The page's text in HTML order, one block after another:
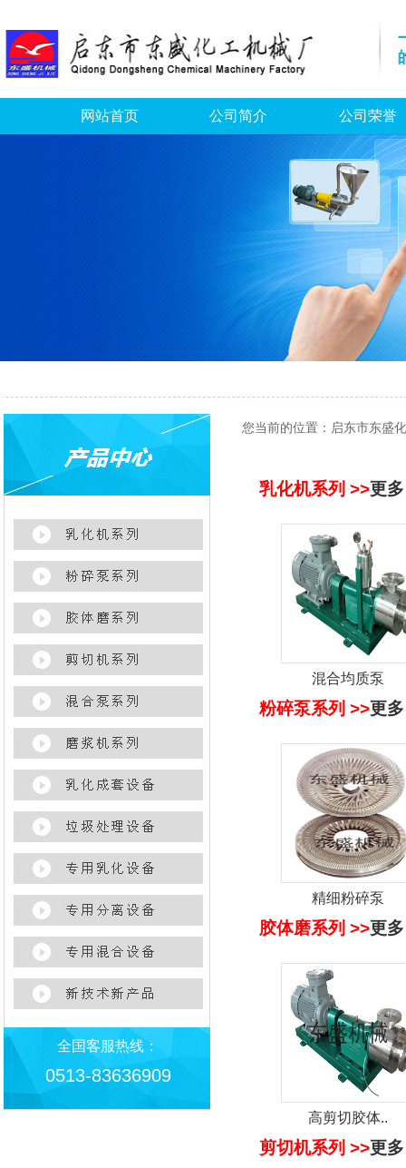
网站首页 公司简介 公司荣誉
全国客服热线：
0513-83636909
您当前的位置： 启东市东盛
乳化机系列 >>更多
混合均质泵
粉碎泵系列 >>更多
精细粉碎泵
胶体磨系列 >>更多
高剪切胶体..
剪切机系列 >>更多